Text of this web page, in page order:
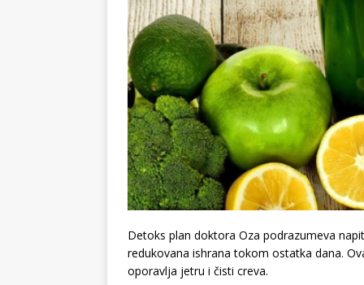
Detoks plan doktora Oza podrazumeva
redukovana ishrana tokom ostatka dana.
oporavlja jetru i čisti creva.